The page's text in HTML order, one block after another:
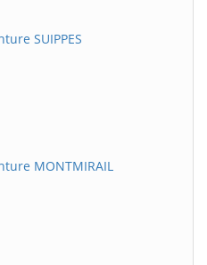
SUIPPES
MONTMIRAIL